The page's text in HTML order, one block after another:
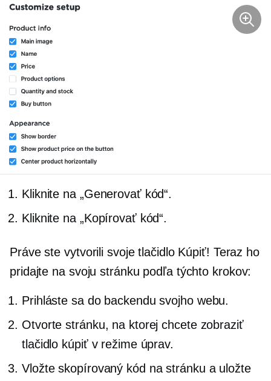
Kliknite na „Generovať kód“.
Kliknite na „Kopírovať kód“.
Práve ste vytvorili svoje tlačidlo Kúpiť! Teraz ho
pridajte na svoju stránku podľa týchto krokov:
Prihláste sa do backendu svojho webu.
Otvorte stránku, na ktorej chcete zobraziť
tlačidlo kúpiť v režime úprav.
Vložte skopírovaný kód na stránku a uložte